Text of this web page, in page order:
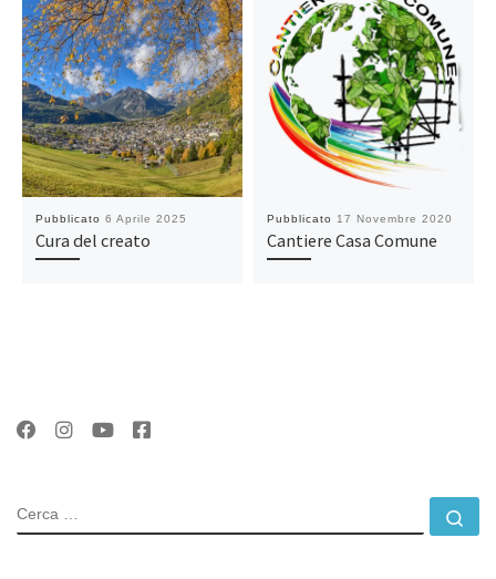
Pubblicato 6 Aprile 2025
Cura del creato
Pubblicato 17 Novembre 2020
Cantiere Casa Comune
CERCA